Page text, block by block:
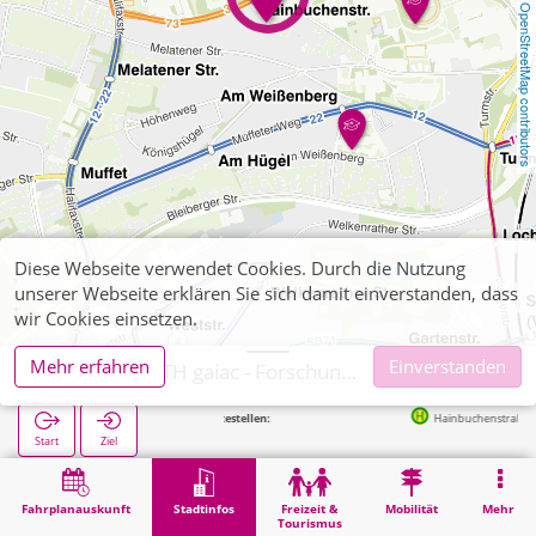
OpenStreetMap contributors
Fahrplanauskunft Stadtinfos
Freizeit &
Tourismus
Mobilität Mehr
Start Ziel
Nächste Haltestellen: Hainbuchenstraße in 40m
Stadtinfos Hochschul-Institute Aachen, RWTH gaiac - Forschungsinstitut
Diese Webseite verwendet Cookies. Durch die Nutzung
unserer Webseite erklären Sie sich damit einverstanden, dass
wir Cookies einsetzen.
Mehr erfahren
Einverstanden